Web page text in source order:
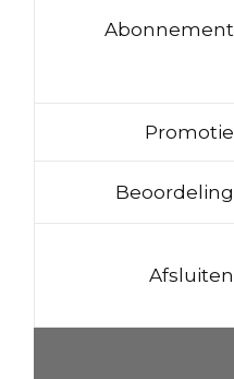
Abonnement
Promotie
Beoordeling
Afsluiten